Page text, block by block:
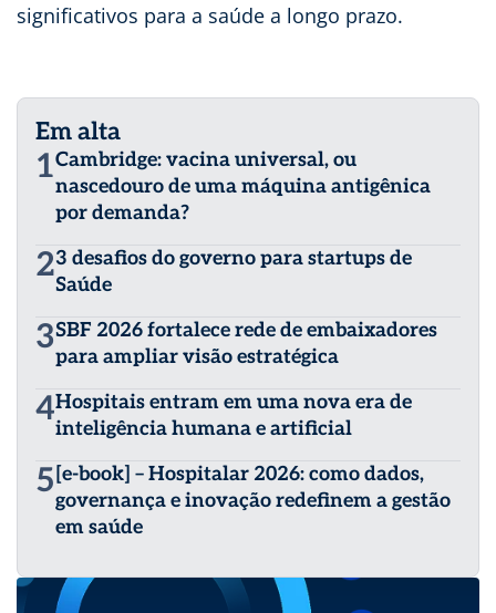
significativos para a saúde a longo prazo.
Em alta
1Cambridge: vacina universal, ou
nascedouro de uma máquina antigênica
por demanda?
23 desafios do governo para startups de
Saúde
3SBF 2026 fortalece rede de embaixadores
para ampliar visão estratégica
4Hospitais entram em uma nova era de
inteligência humana e artificial
5 [e-book] – Hospitalar 2026: como dados,
governança e inovação redefinem a gestão
em saúde